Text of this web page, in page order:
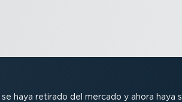
haya retirado del mercado y ahora haya